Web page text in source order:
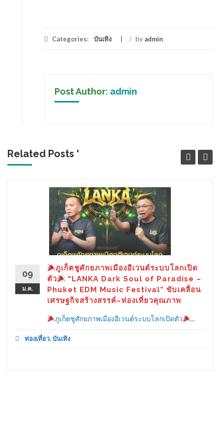
Categories: บันเทิง / by admin
Post Author: admin
Related Posts '
09
ม.ค.
ภูเก็ตชูศักยภาพเมืองอีเวนต์ระบบโลกเปิด
ตัว
“LANKA Dark Soul of Paradise –
Phuket EDM Music Festival” ขับเคลื่อน
เศรษฐกิจสร้างสรรค์–ท่องเที่ยวคุณภาพ
ภูเก็ตชูศักยภาพเมืองอีเวนต์ระบบโลกเปิดตัว ...
ท่องเที่ยว, บันเทิง